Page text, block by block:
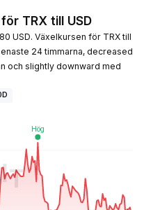
TRX till USD
USD. Växelkursen för TRX till
24 timmarna, decreased
och slightly downward med